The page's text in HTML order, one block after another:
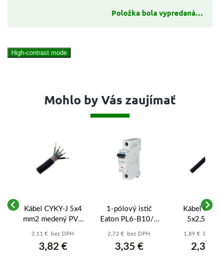
Položka bola vypredaná…
High-contrast mode
Mohlo by Vás zaujímať
Kábel CYKY-J 5x4
mm2 medený PVC
čierny - 5-žilový
výkonné varné
3,11 € bez DPH
3,82 €
1-pólový istič
Eaton PL6-B10/1
10A B 6kA
Moeller
2,72 € bez DPH
3,35 €
Kábel
5x2,5
medený
prívod pre
1,89 € bez
2,33 €